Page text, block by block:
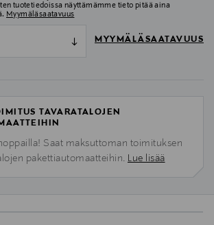
tuotetiedoissa näyttämämme tieto pitää aina
Myymäläsaatavuus
MYYMÄLÄSAATAVUUS
TAVARATALOJEN
Saat maksuttoman toimituksen
pakettiautomaatteihin. Lue lisää